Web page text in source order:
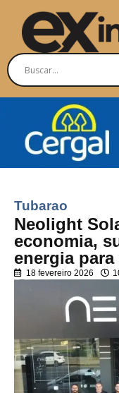
Tubarao
Neolight
economia,
energia
18 fevereiro 2026